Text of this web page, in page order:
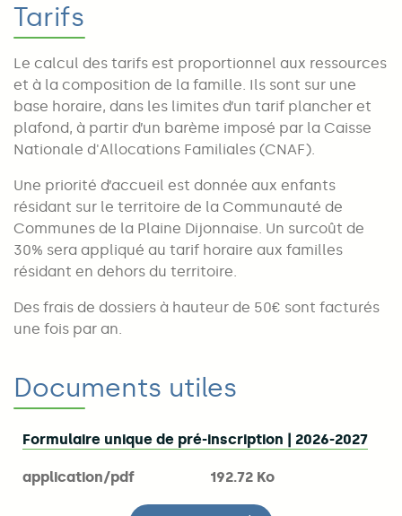
Tarifs
Le calcul des tarifs est proportionnel aux ressources
et à la composition de la famille. Ils sont sur une
base horaire, dans les limites d’un tarif plancher et
plafond, à partir d’un barème imposé par la Caisse
Nationale d'Allocations Familiales (CNAF).
Une priorité d’accueil est donnée aux enfants
résidant sur le territoire de la Communauté de
Communes de la Plaine Dijonnaise. Un surcoût de
30% sera appliqué au tarif horaire aux familles
résidant en dehors du territoire.
Des frais de dossiers à hauteur de 50€ sont facturés
une fois par an.
Documents utiles
Formulaire unique de pré-inscription | 2026-2027
application/pdf 192.72 Ko